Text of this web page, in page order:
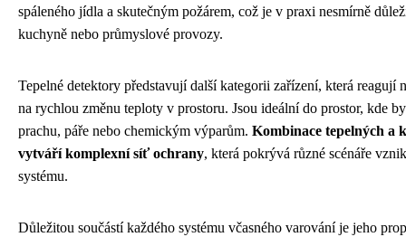
spáleného jídla a skutečným požárem, což je v praxi nesmírně
kuchyně nebo průmyslové provozy.
Tepelné detektory představují další kategorii zařízení, která reagují
na rychlou změnu teploty v prostoru. Jsou ideální do prostor, kde
prachu, páře nebo chemickým výparům. Kombinace tepelných a
vytváří komplexní síť ochrany, která pokrývá různé scénáře
systému.
Důležitou součástí každého systému včasného varování je jeho